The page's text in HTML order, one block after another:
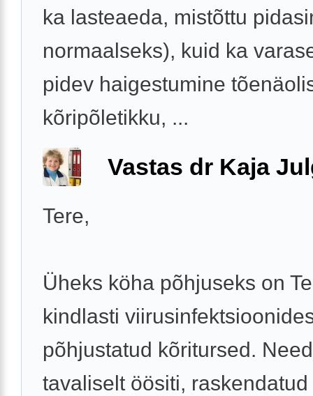
ka lasteaeda, mistõttu
normaalseks), kuid ka
pidev haigestumine
kõripõletikku, ...
Vastas dr Kaja
Tere,
Üheks köha põhjuseks on
kindlasti
põhjustatud kõritursed.
tavaliselt öösiti, raskendatud